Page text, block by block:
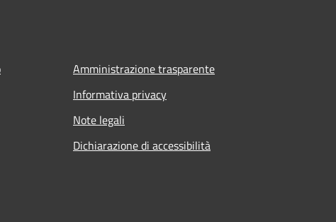
Amministrazione trasparente
Informativa privacy
Note legali
Dichiarazione di accessibilità